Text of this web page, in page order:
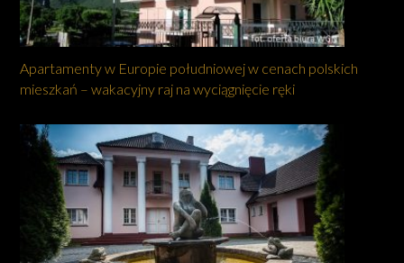
Apartamenty w Europie południowej w cenach polskich
mieszkań – wakacyjny raj na wyciągnięcie ręki